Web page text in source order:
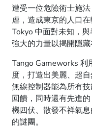
遭受一位危險術士施
虐，造成東京的人口
Tokyo 中面對未知，
強大的力量以揭開隱藏
Tango Gameworks
度，打造出美麗、超
無線控制器能為所有
回饋，同時還有先進
機四伏、散發不祥氣
的謎團。